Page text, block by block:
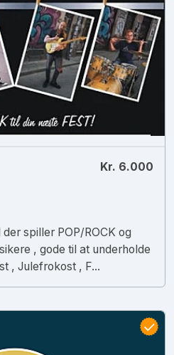
Kr. 6.000
spiller POP/ROCK og
, gode til at underholde
, Julefrokost , F...